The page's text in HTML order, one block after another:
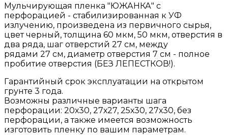
Мульчирующая пленка "ЮЖАНКА" с
перфорацией - стабилизированная к УФ
излучению, произведена из первичного сырья,
цвет черный, толщина 60 мкм, 50 мкм, отверстия в
два ряда, шаг отверстий 27 см, между
рядами 27 см, диаметр отверстия 7 см - полное
пробитие отверстия (БЕЗ ЛЕПЕСТКОВ!).
Гарантийный срок эксплуатации на открытом
грунте 3 года.
Возможны различные варианты шага
перфорации: 20х30, 27х27, 25х30, 27х30, без
перфорации, а также имеется возможность
изготовить пленку по вашим параметрам.